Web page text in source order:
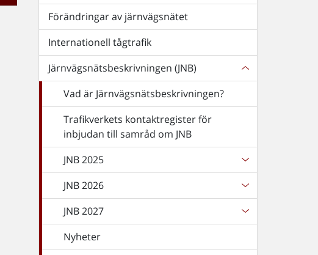
Förändringar av järnvägsnätet
Internationell tågtrafik
Järnvägsnätsbeskrivningen (JNB)
Vad är Järnvägsnätsbeskrivningen?
Trafikverkets kontaktregister för
inbjudan till samråd om JNB
JNB 2025
JNB 2026
JNB 2027
Nyheter